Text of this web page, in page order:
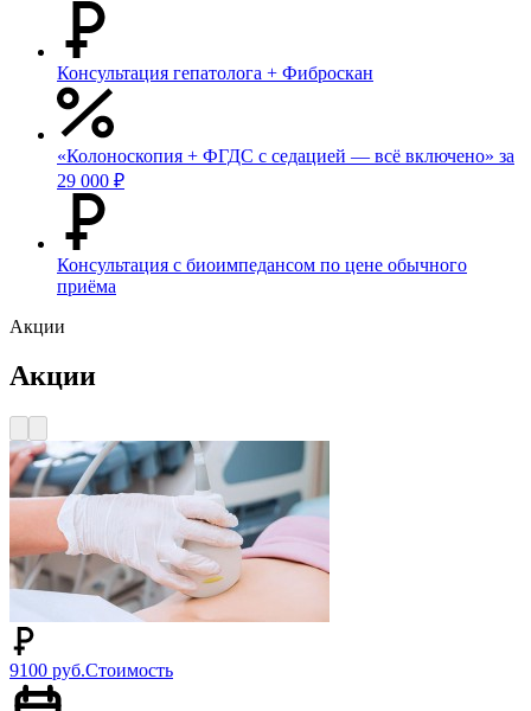
Консультация гепатолога + Фиброскан
«Колоноскопия + ФГДС с седацией — всё включено» за
29 000 ₽
Консультация с биоимпедансом по цене обычного
приёма
Акции
Акции
9100 руб.Стоимость